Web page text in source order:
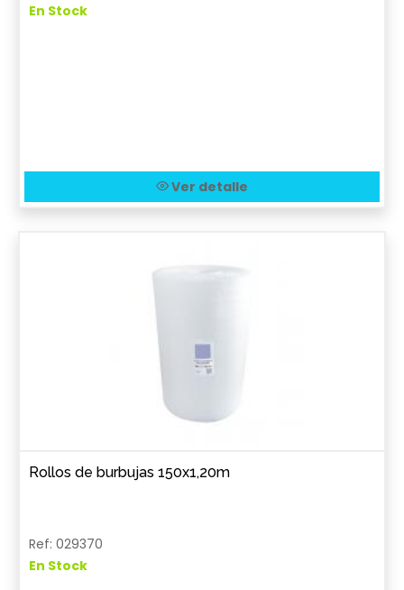
En Stock
Ver detalle
Rollos de burbujas 150x1,20m
Ref: 029370
En Stock